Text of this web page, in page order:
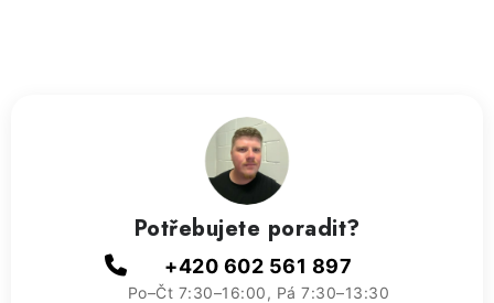
Kontakty
Potřebujete poradit?
+420 602 561 897
Po–Čt 7:30–16:00, Pá 7:30–13:30